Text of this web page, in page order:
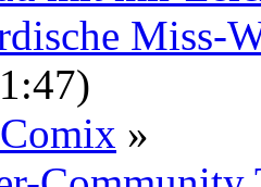
Miss-
»